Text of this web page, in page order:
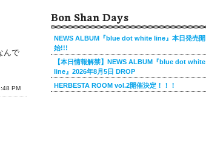
んで
PM
Bon Shan Days
NEWS ALBUM『blue dot white line』本日発売開
始!!!
【本日情報解禁】NEWS ALBUM『blue dot white
line』2026年8月5日 DROP
HERBESTA ROOM vol.2開催決定！！！